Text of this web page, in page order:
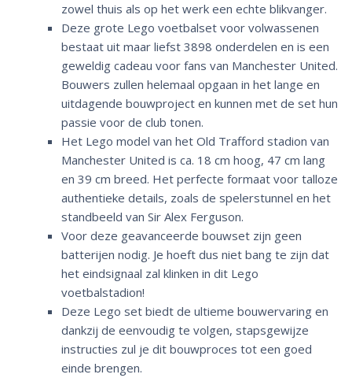
zowel thuis als op het werk een echte blikvanger.
Deze grote Lego voetbalset voor volwassenen
bestaat uit maar liefst 3898 onderdelen en is een
geweldig cadeau voor fans van Manchester United.
Bouwers zullen helemaal opgaan in het lange en
uitdagende bouwproject en kunnen met de set hun
passie voor de club tonen.
Het Lego model van het Old Trafford stadion van
Manchester United is ca. 18 cm hoog, 47 cm lang
en 39 cm breed. Het perfecte formaat voor talloze
authentieke details, zoals de spelerstunnel en het
standbeeld van Sir Alex Ferguson.
Voor deze geavanceerde bouwset zijn geen
batterijen nodig. Je hoeft dus niet bang te zijn dat
het eindsignaal zal klinken in dit Lego
voetbalstadion!
Deze Lego set biedt de ultieme bouwervaring en
dankzij de eenvoudig te volgen, stapsgewijze
instructies zul je dit bouwproces tot een goed
einde brengen.